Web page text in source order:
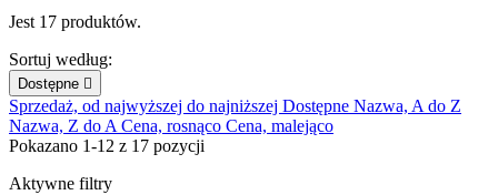
Jest 17 produktów.
Sortuj według:
Dostępne 
Sprzedaż, od najwyższej do najniższej Dostępne Nazwa, A do Z
Nazwa, Z do A Cena, rosnąco Cena, malejąco
Pokazano 1-12 z 17 pozycji
Aktywne filtry